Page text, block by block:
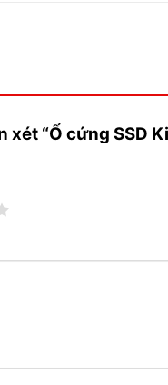
“Ổ cứng SSD